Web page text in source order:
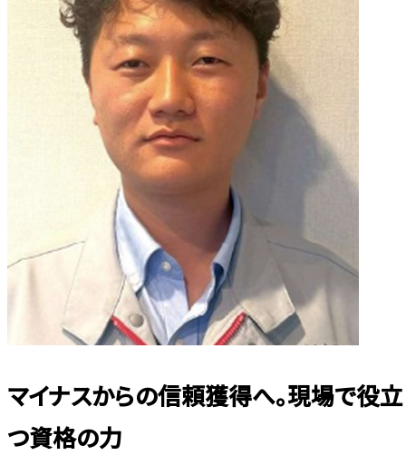
マイナスからの信頼獲得へ。現場で役立
つ資格の力